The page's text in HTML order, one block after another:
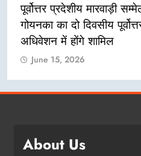
पूर्वोत्तर प्रदेशीय मारवाड़ी
गोयनका का दो दिवसीय
अधिवेशन में होंगे शामिल
June 15, 2026
About Us